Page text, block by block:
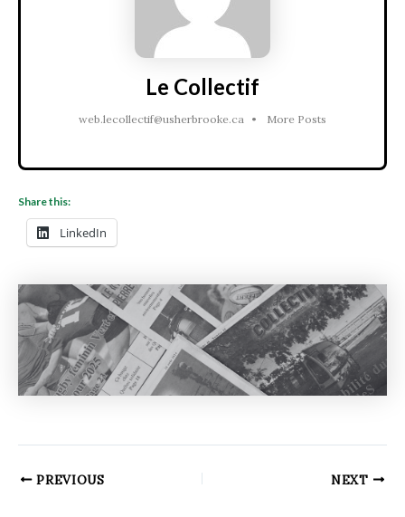
Le Collectif
web.lecollectif@usherbrooke.ca • More Posts
Share this:
LinkedIn
PREVIOUS NEXT